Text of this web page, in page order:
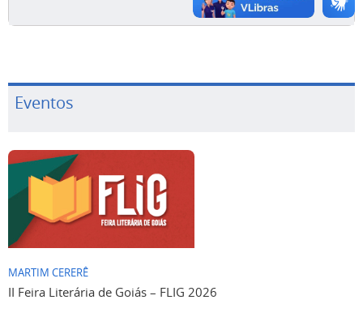
Eventos
MARTIM CERERÊ
II Feira Literária de Goiás – FLIG 2026